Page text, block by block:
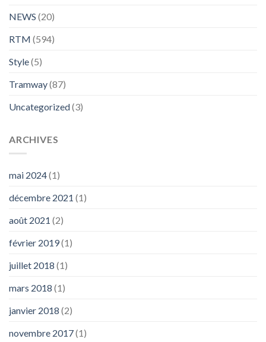
NEWS (20)
RTM (594)
Style(5)
Tramway(87)
Uncategorized(3)
ARCHIVES
mai 2024(1)
décembre 2021 (1)
août 2021 (2)
février 2019(1)
juillet 2018 (1)
mars 2018 (1)
janvier 2018 (2)
novembre 2017(1)